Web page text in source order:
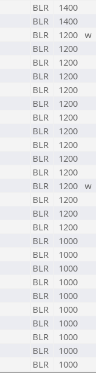
BLR
1400
BLR
1400
BLR 1200
w
BLR
1200
BLR
1200
BLR
1200
BLR
1200
BLR
1200
BLR
1200
BLR
1200
BLR
1200
BLR
1200
BLR
1200
BLR 1200
w
BLR
1200
BLR
1200
BLR
1200
BLR
1000
BLR
1000
BLR
1000
BLR
1000
BLR
1000
BLR
1000
BLR
1000
BLR
1000
BLR
1000
BLR 1000